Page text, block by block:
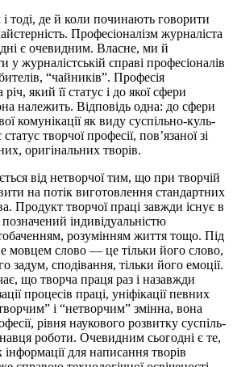
тоді, де й коли починають говорити
Професіоналізм журналіста
є очевидним. Власне, ми й
у журналістській справі професіоналів
“чайників”. Професія
який її статус і до якої сфери
належить. Відповідь одна: до сфери
комунікації як виду суспіль­но-куль­
творчої про­фесії, пов’яза­ної зі
оригінальних тво­рів.
від нетворчої тим, що при творчій
на потік виготовлення стандартних
Продукт творчої праці завжди існує в
індивідуальністю
розумінням життя тощо. Під
мов­цем слово — це тільки його слово,
задум, сподівання, тільки його емоції.
що творча праця раз і назавжди
процесів праці, уні­фі­кації певних
і “нетворчим” змінна, вона
рівня наукового розвитку су­спіль­
роботи. Очевидним сьогодні є те,
для написання творів